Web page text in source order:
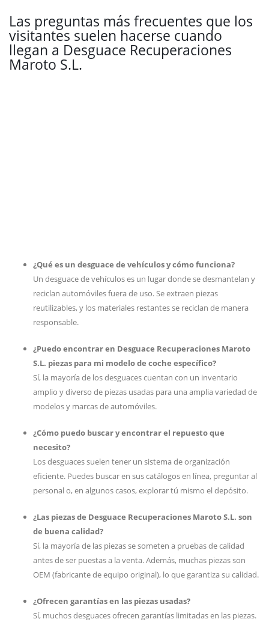
Las preguntas más frecuentes que los
visitantes suelen hacerse cuando
llegan a Desguace Recuperaciones
Maroto S.L.
¿Qué es un desguace de vehículos y cómo funciona?
Un desguace de vehículos es un lugar donde se desmantelan y
reciclan automóviles fuera de uso. Se extraen piezas
reutilizables, y los materiales restantes se reciclan de manera
responsable.
¿Puedo encontrar en Desguace Recuperaciones Maroto
S.L. piezas para mi modelo de coche específico?
Sí, la mayoría de los desguaces cuentan con un inventario
amplio y diverso de piezas usadas para una amplia variedad de
modelos y marcas de automóviles.
¿Cómo puedo buscar y encontrar el repuesto que
necesito?
Los desguaces suelen tener un sistema de organización
eficiente. Puedes buscar en sus catálogos en línea, preguntar al
personal o, en algunos casos, explorar tú mismo el depósito.
¿Las piezas de Desguace Recuperaciones Maroto S.L. son
de buena calidad?
Sí, la mayoría de las piezas se someten a pruebas de calidad
antes de ser puestas a la venta. Además, muchas piezas son
OEM (fabricante de equipo original), lo que garantiza su calidad.
¿Ofrecen garantías en las piezas usadas?
Sí, muchos desguaces ofrecen garantías limitadas en las piezas.